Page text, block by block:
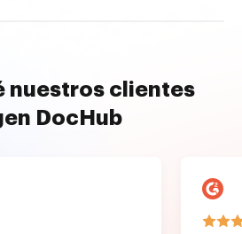
nuestros clientes
DocHub